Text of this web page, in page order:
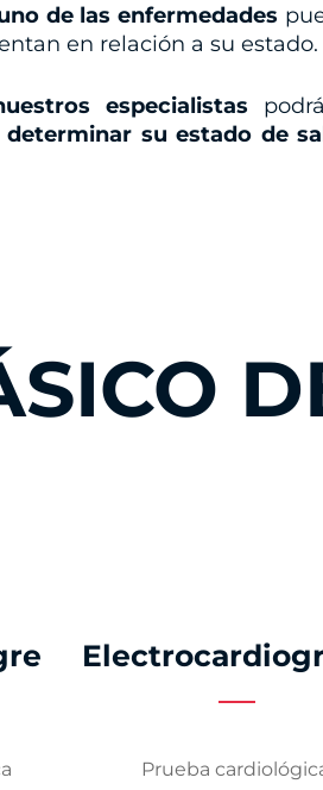
de las enfermedades
en relación a su estado.
especialistas
determinar su estado de
Prueba